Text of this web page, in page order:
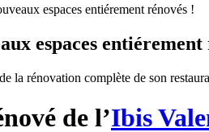
espaces entiérement rénovés !
espaces entiérement
la rénovation complète de son
de l’Ibis